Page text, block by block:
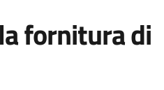
fornitura di